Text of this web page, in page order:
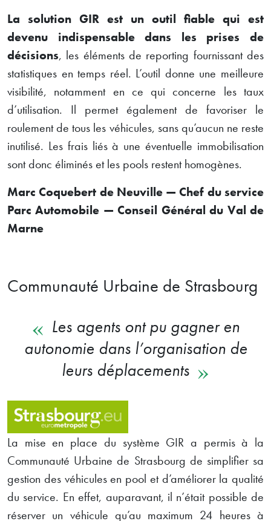
La solution GIR est un outil fiable qui est
devenu indispensable dans les prises de
décisions, les éléments de reporting fournissant des
statistiques en temps réel. L’outil donne une meilleure
visibilité, notamment en ce qui concerne les taux
d’utilisation. Il permet également de favoriser le
roulement de tous les véhicules, sans qu’aucun ne reste
inutilisé. Les frais liés à une éventuelle immobilisation
sont donc éliminés et les pools restent homogènes.
Marc Coquebert de Neuville — Chef du service
Parc Automobile — Conseil Général du Val de
Marne
Communauté Urbaine de Strasbourg
Les agents ont pu gagner en
autonomie dans l’organisation de
leurs déplacements
La mise en place du système GIR a permis à la
Communauté Urbaine de Strasbourg de simplifier sa
gestion des véhicules en pool et d’améliorer la qualité
du service. En effet, auparavant, il n’était possible de
réserver un véhicule qu’au maximum 24 heures à